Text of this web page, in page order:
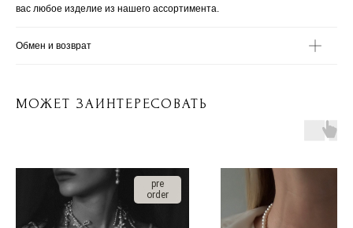
вас любое изделие из нашего ассортимента.
Обмен и возврат
МОЖЕТ ЗАИНТЕРЕСОВАТЬ
pre
order